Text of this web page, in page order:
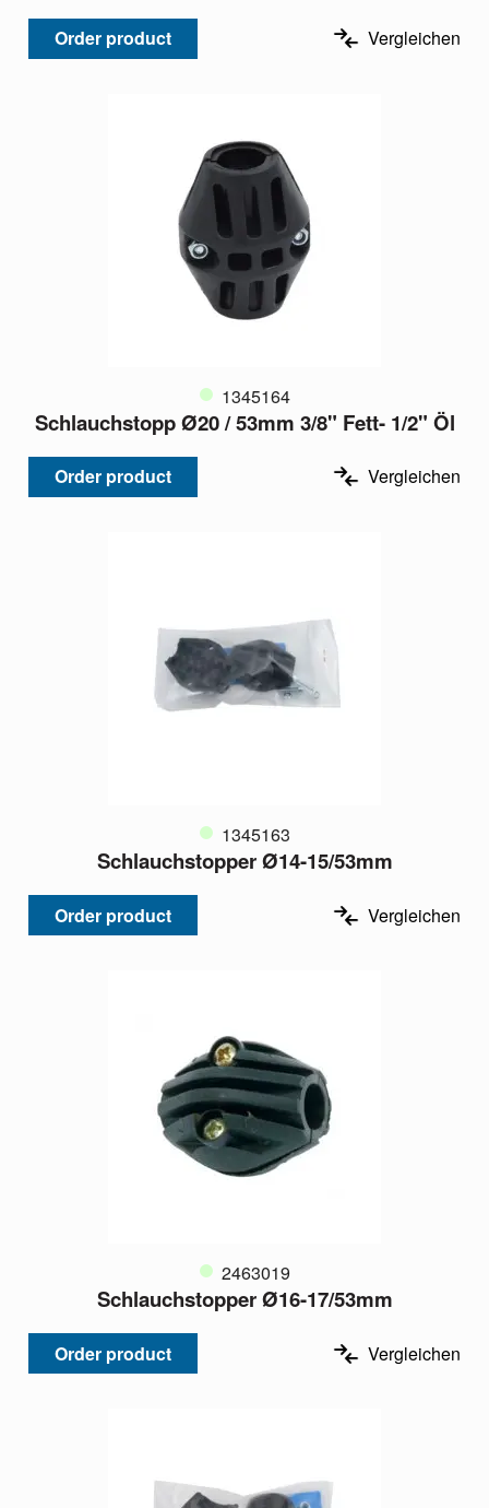
Order product Vergleichen
1345164
Schlauchstopp Ø20 / 53mm 3/8" Fett- 1/2" Öl
Order product Vergleichen
1345163
Schlauchstopper Ø14-15/53mm
Order product Vergleichen
2463019
Schlauchstopper Ø16-17/53mm
Order product Vergleichen